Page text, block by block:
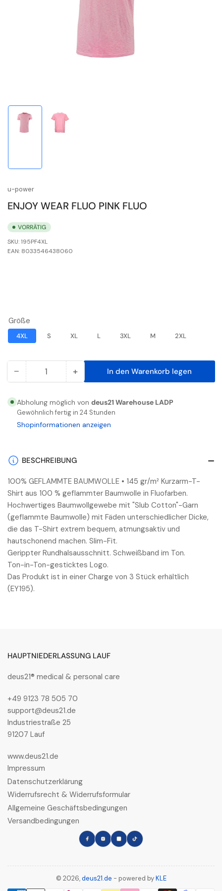
u-power
ENJOY WEAR FLUO PINK FLUO
VORRÄTIG
SKU:195PF4XL
EAN: 8033546438060
Größe
4XL S XL L 3XL M 2XL
− Menge
für
ENJOY
WEAR
FLUO
Anzahl +Menge
für
ENJOY
WEAR
FLUO
In den Warenkorb legen
Abholung möglich von deus21 Warehouse LADP
Gewöhnlich fertig in 24 Stunden
Shopinformationen anzeigen
BESCHREIBUNG
100% GEFLAMMTE BAUMWOLLE • 145 gr/m² Kurzarm-T-
Shirt aus 100 % geflammter Baumwolle in Fluofarben.
Hochwertiges Baumwollgewebe mit "Slub Cotton"-Garn
(geflammte Baumwolle) mit Fäden unterschiedlicher Dicke,
die das T-Shirt extrem bequem, atmungsaktiv und
hautschonend machen. Slim-Fit.
Gerippter Rundhalsausschnitt. Schweißband im Ton.
Ton-in-Ton-gesticktes Logo.
Das Produkt ist in einer Charge von 3 Stück erhältlich
(EY195).
HAUPTNIEDERLASSUNG LAUF
deus21® medical & personal care
+49 9123 78 505 70
support@deus21.de
Industriestraße 25
91207 Lauf
www.deus21.de
Impressum
Datenschutzerklärung
Widerrufsrecht & Widerrufsformular
Allgemeine Geschäftsbedingungen
Versandbedingungen
FacebookInstagram
LinkedInTikTok
© 2026,deus21.de - powered byKLE
Zahlungsmethoden